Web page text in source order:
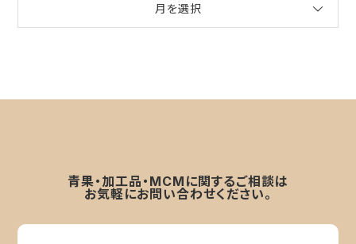
月を選択
青果・加工品・MCMに関するご相談は
お気軽にお問い合わせください。